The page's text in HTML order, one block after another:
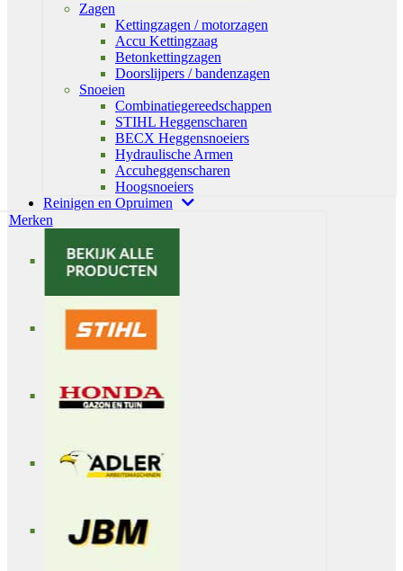
Zagen
Kettingzagen / motorzagen
Accu Kettingzaag
Betonkettingzagen
Doorslijpers / bandenzagen
Snoeien
Combinatiegereedschappen
STIHL Heggenscharen
BECX Heggensnoeiers
Hydraulische Armen
Accuheggenscharen
Hoogsnoeiers
Reinigen en Opruimen
Merken